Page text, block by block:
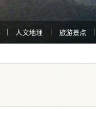
人文地理 旅游景点